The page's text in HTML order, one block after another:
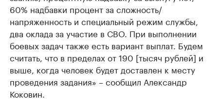
60% надбавки процент за сложность/
напряженность и специальный режим службы,
два оклада за участие в СВО. При выполнении
боевых задач также есть вариант выплат. Будем
считать, что в пределах от 190 [тысяч рублей] и
выше, когда человек будет доставлен к месту
проведения задания» – сообщил Александр
Коковин.